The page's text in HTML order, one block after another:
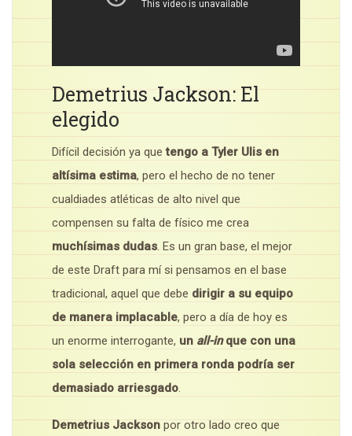
Demetrius Jackson: El
elegido
Difícil decisión ya quetengo a Tyler Ulis en
altísima estima, pero el hecho de no tener
cualdiades atléticas de alto nivel que
compensen su falta de físico me crea
muchísimas dudas . Es un gran base, el mejor
de este Draft para mí si pensamos en el base
tradicional, aquel que debe dirigir a su equipo
de manera implacable, pero a día de hoy es
un enorme interrogante, un all-inque con una
sola selección en primera ronda podría ser
demasiado arriesgado
Demetrius Jackson por otro lado creo que